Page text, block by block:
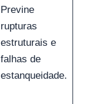
Previne
rupturas
estruturais e
falhas de
estanqueidade.